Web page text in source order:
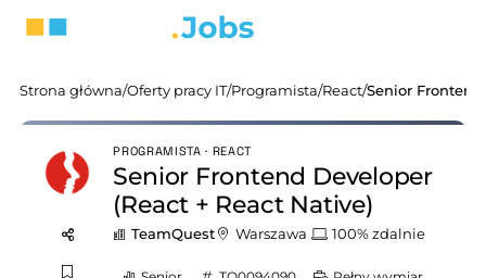
Strona główna/Oferty pracy IT/Programista/React/
PROGRAMISTA · REACT
Senior Frontend Developer
(React + React Native)
TeamQuest Warszawa 100% zdalnie